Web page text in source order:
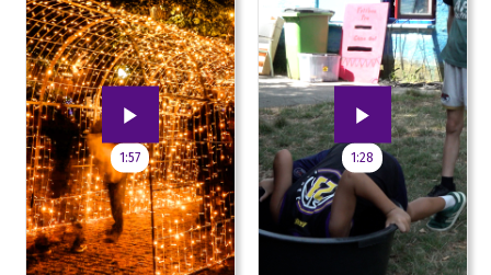
1:57 1:28